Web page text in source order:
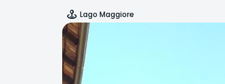
Lago Maggiore